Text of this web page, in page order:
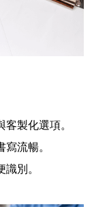
製化選項。
流暢。
別。